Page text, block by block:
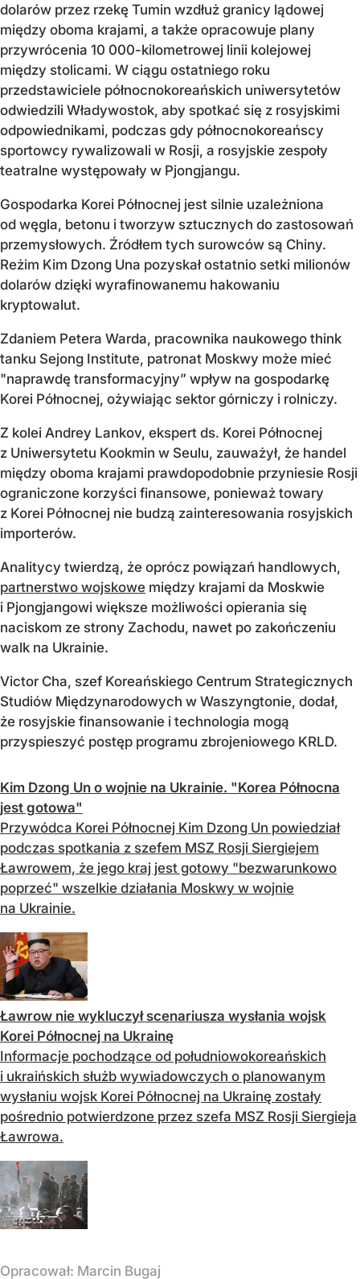
dolarów przez rzekę Tumin wzdłuż granicy lądowej
między oboma krajami, a także opracowuje plany
przywrócenia 10 000-kilometrowej linii kolejowej
między stolicami. W ciągu ostatniego roku
przedstawiciele północnokoreańskich uniwersytetów
odwiedzili Władywostok, aby spotkać się z rosyjskimi
odpowiednikami, podczas gdy północnokoreańscy
sportowcy rywalizowali w Rosji, a rosyjskie zespoły
teatralne występowały w Pjongjangu.
Gospodarka Korei Północnej jest silnie uzależniona
od węgla, betonu i tworzyw sztucznych do zastosowań
przemysłowych. Źródłem tych surowców są Chiny.
Reżim Kim Dzong Una pozyskał ostatnio setki milionów
dolarów dzięki wyrafinowanemu hakowaniu
kryptowalut.
Zdaniem Petera Warda, pracownika naukowego think
tanku Sejong Institute, patronat Moskwy może mieć
"naprawdę transformacyjny” wpływ na gospodarkę
Korei Północnej, ożywiając sektor górniczy i rolniczy.
Z kolei Andrey Lankov, ekspert ds. Korei Północnej
z Uniwersytetu Kookmin w Seulu, zauważył, że handel
między oboma krajami prawdopodobnie przyniesie Rosji
ograniczone korzyści finansowe, ponieważ towary
z Korei Północnej nie budzą zainteresowania rosyjskich
importerów.
Analitycy twierdzą, że oprócz powiązań handlowych,
partnerstwo wojskowe między krajami da Moskwie
i Pjongjangowi większe możliwości opierania się
naciskom ze strony Zachodu, nawet po zakończeniu
walk na Ukrainie.
Victor Cha, szef Koreańskiego Centrum Strategicznych
Studiów Międzynarodowych w Waszyngtonie, dodał,
że rosyjskie finansowanie i technologia mogą
przyspieszyć postęp programu zbrojeniowego KRLD.
Kim Dzong Un o wojnie na Ukrainie. "Korea Północna
jest gotowa"
Przywódca Korei Północnej Kim Dzong Un powiedział
podczas spotkania z szefem MSZ Rosji Siergiejem
Ławrowem, że jego kraj jest gotowy "bezwarunkowo
poprzeć" wszelkie działania Moskwy w wojnie
na Ukrainie.
Ławrow nie wykluczył scenariusza wysłania wojsk
Korei Północnej na Ukrainę
Informacje pochodzące od południowokoreańskich
i ukraińskich służb wywiadowczych o planowanym
wysłaniu wojsk Korei Północnej na Ukrainę zostały
pośrednio potwierdzone przez szefa MSZ Rosji Siergieja
Ławrowa.
Opracował: Marcin Bugaj